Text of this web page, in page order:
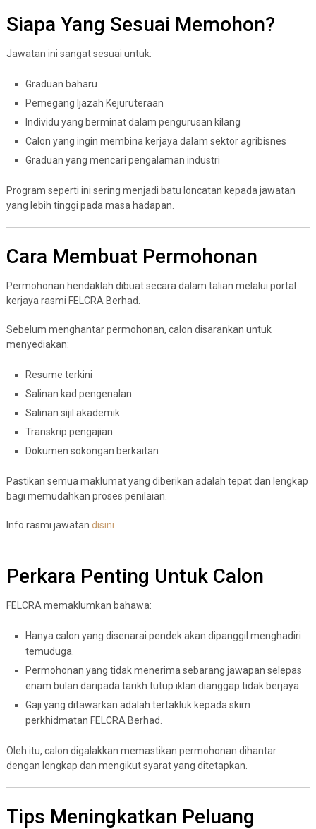
Siapa Yang Sesuai Memohon?
Jawatan ini sangat sesuai untuk:
Graduan baharu
Pemegang Ijazah Kejuruteraan
Individu yang berminat dalam pengurusan kilang
Calon yang ingin membina kerjaya dalam sektor agribisnes
Graduan yang mencari pengalaman industri
Program seperti ini sering menjadi batu loncatan kepada jawatan
yang lebih tinggi pada masa hadapan.
Cara Membuat Permohonan
Permohonan hendaklah dibuat secara dalam talian melalui portal
kerjaya rasmi FELCRA Berhad.
Sebelum menghantar permohonan, calon disarankan untuk
menyediakan:
Resume terkini
Salinan kad pengenalan
Salinan sijil akademik
Transkrip pengajian
Dokumen sokongan berkaitan
Pastikan semua maklumat yang diberikan adalah tepat dan lengkap
bagi memudahkan proses penilaian.
Info rasmi jawatan disini
Perkara Penting Untuk Calon
FELCRA memaklumkan bahawa:
Hanya calon yang disenarai pendek akan dipanggil menghadiri
temuduga.
Permohonan yang tidak menerima sebarang jawapan selepas
enam bulan daripada tarikh tutup iklan dianggap tidak berjaya.
Gaji yang ditawarkan adalah tertakluk kepada skim
perkhidmatan FELCRA Berhad.
Oleh itu, calon digalakkan memastikan permohonan dihantar
dengan lengkap dan mengikut syarat yang ditetapkan.
Tips Meningkatkan Peluang